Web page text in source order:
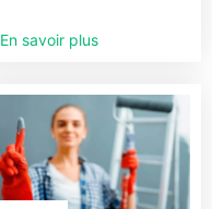
En savoir plus